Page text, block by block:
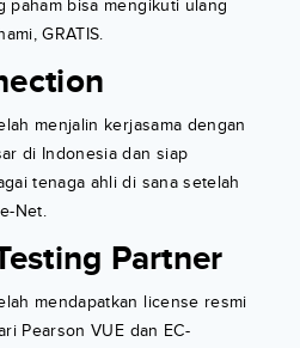
paham bisa mengikuti ulang
GRATIS.
menjalin kerjasama dengan
di Indonesia dan siap
tenaga ahli di sana setelah
Net.
Partner
mendapatkan license resmi
Pearson VUE dan EC-